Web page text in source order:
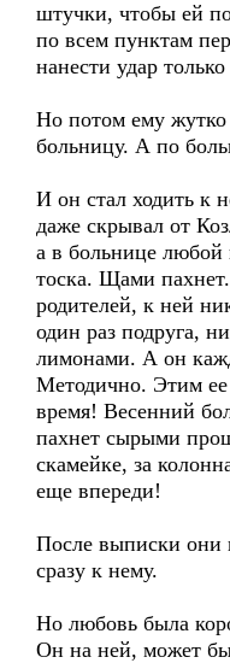
штучки, чтобы ей
по всем пунктам
нанести удар
Но потом ему жутко
больницу. А по
И он стал ходить к
даже скрывал от
а в больнице
тоска. Щами
родителей, к ней
один раз подруга,
лимонами. А он
Методично. Этим
время! Весенний
пахнет сырыми
скамейке, за
еще впереди!
После выписки они
сразу к нему.
Но любовь была
Он на ней, может